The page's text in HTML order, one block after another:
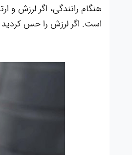
هنگام رانندگی، اگر لرزش
است. اگر لرزش را حس کردید